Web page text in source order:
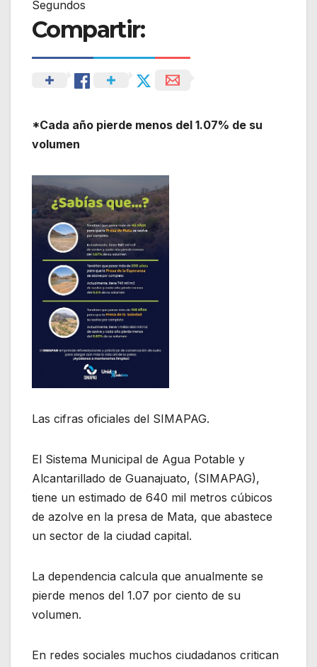
Segundos
Compartir:
*Cada año pierde menos del 1.07% de su
volumen
Las cifras oficiales del SIMAPAG.
El Sistema Municipal de Agua Potable y
Alcantarillado de Guanajuato, (SIMAPAG),
tiene un estimado de 640 mil metros cúbicos
de azolve en la presa de Mata, que abastece
un sector de la ciudad capital.
La dependencia calcula que anualmente se
pierde menos del 1.07 por ciento de su
volumen.
En redes sociales muchos ciudadanos critican